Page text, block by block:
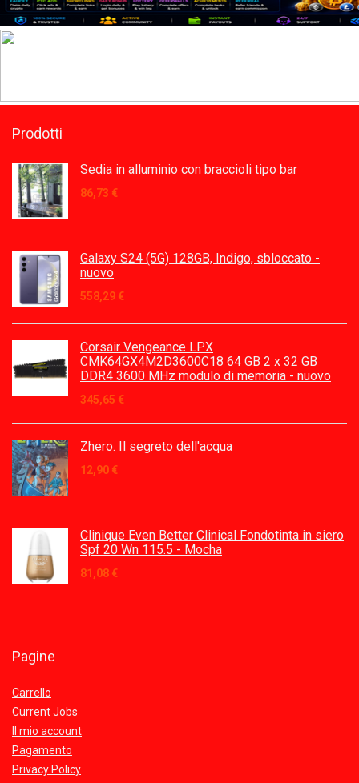
Prodotti
Sedia in alluminio con braccioli tipo bar
86,73 €
Galaxy S24 (5G) 128GB, Indigo, sbloccato -
nuovo
558,29 €
Corsair Vengeance LPX
CMK64GX4M2D3600C18 64 GB 2 x 32 GB
DDR4 3600 MHz modulo di memoria - nuovo
345,65 €
Zhero. Il segreto dell'acqua
12,90 €
Clinique Even Better Clinical Fondotinta in siero
Spf 20 Wn 115.5 - Mocha
81,08 €
Pagine
Carrello
Current Jobs
Il mio account
Pagamento
Privacy Policy